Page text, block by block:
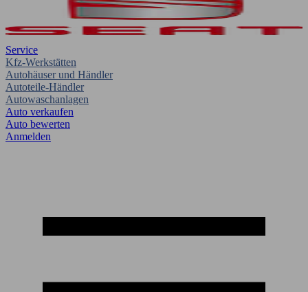
Service
Kfz-Werkstätten
Autohäuser und Händler
Autoteile-Händler
Autowaschanlagen
Auto verkaufen
Auto bewerten
Anmelden